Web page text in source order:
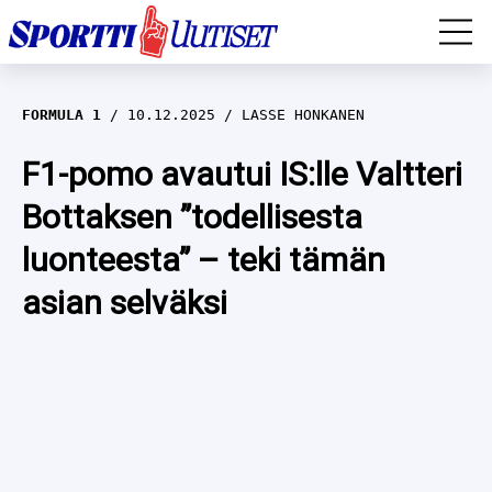
EM-YLEISURHEILU
JÄÄKIEKKO
YLEISURHEILU
WILMA HELTELÄ
TALVILAJIT
FORMULA 1 10.12.2025 LASSE HONKANEN
F1-pomo avautui IS:lle Valtteri
Bottaksen ”todellisesta
luonteesta” – teki tämän
asian selväksi